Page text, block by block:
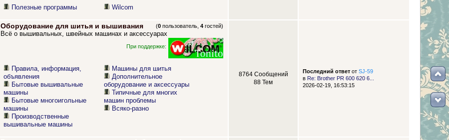
Полезные программы Wilcom
Оборудование для шитья и вышивания (0 пользователь,4 гостей)
Всё о вышивальных, швейных машинах и аксессуарах
При поддержке:
Правила, информация,
объявления
Бытовые вышивальные
машины
Бытовые многоигольные
машины
Производственные
вышивальные машины
Машины для шитья
Дополнительное
оборудование и аксессуары
Типичные для многих
машин проблемы
Всяко-разно
8764 Сообщений
88 Тем
Последний ответот SJ-59
в Re: Brother PR 600 620 6...
2026-02-19, 16:53:15